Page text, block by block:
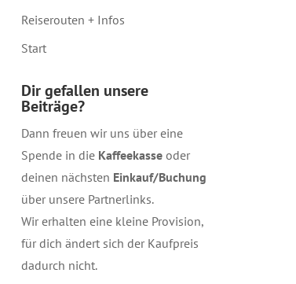
Reiserouten + Infos
Start
Dir gefallen unsere
Beiträge?
Dann freuen wir uns über eine
Spende in die Kaffeekasseoder
deinen nächsten Einkauf/Buchung
über unsere Partnerlinks.
Wir erhalten eine kleine Provision,
für dich ändert sich der Kaufpreis
dadurch nicht.